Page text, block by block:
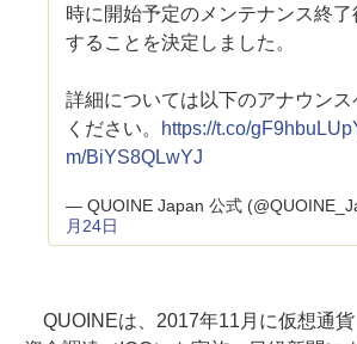
時に開始予定のメンテナンス終
することを決定しました。
詳細については以下のアナウン
ください。 https://t.co/
m/BiYS8QLwYJ
— QUOINE Japan 公式
月24日
QUOINEは、2017年11月に仮想通